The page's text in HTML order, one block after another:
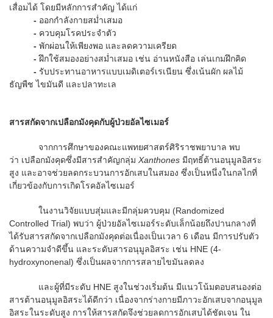
เสื่อมได้ โดยมีหลักการสำคัญ ได้แก่
- ออกกำลังกายสม่ำเสมอ
- ควบคุมโรคประจำตัว
- พักผ่อนให้เพียงพอ และลดความเครียด
-ฝึกใช้สมองอย่างสม่ำเสมอ เช่น อ่านหนังสือ เล่นเกมฝึกคิด
- รับประทานอาหารแบบเมดิเตอร์เรเนียน ซึ่งเน้นผัก ผลไม้
ธัญพืช ไขมันดี และปลาทะเล
สารสกัดจากเปลือกมังคุดกับผู้ป่วยอัลไซเมอร์
จากการศึกษาของคณะแพทยศาสตร์ศิริราชพยาบาล พบ
ว่า เปลือกมังคุดซึ่งมีสารสำคัญกลุ่ม Xanthones มีฤทธิ์ต้านอนุมูลอิสระ
สูง และอาจช่วยลดกระบวนการอักเสบในสมอง ซึ่งเป็นหนึ่งในกลไกที่
เกี่ยวข้องกับการเกิดโรคอัลไซเมอร์
ในงานวิจัยแบบสุ่มและมีกลุ่มควบคุม (Randomized
Controlled Trial) พบว่า ผู้ป่วยอัลไซเมอร์ระดับเล็กน้อยถึงปานกลางที่
ได้รับสารสกัดจากเปลือกมังคุดต่อเนื่องเป็นเวลา 6 เดือน มีการปรับตัว
ด้านความจำดีขึ้น และระดับสารอนุมูลอิสระ เช่น HNE (4-
hydroxynonenal) ซึ่งเป็นผลจากการสลายไขมันลดลง
และผู้ที่มีระดับ HNE สูงในช่วงเริ่มต้น มีแนวโน้มตอบสนองต่อ
สารต้านอนุมูลอิสระได้ดีกว่า เนื่องจากร่างกายมีภาวะอักเสบจากอนุมูล
อิสระในระดับสูง การให้สารสกัดจึงช่วยลดการอักเสบได้ชัดเจน ใน